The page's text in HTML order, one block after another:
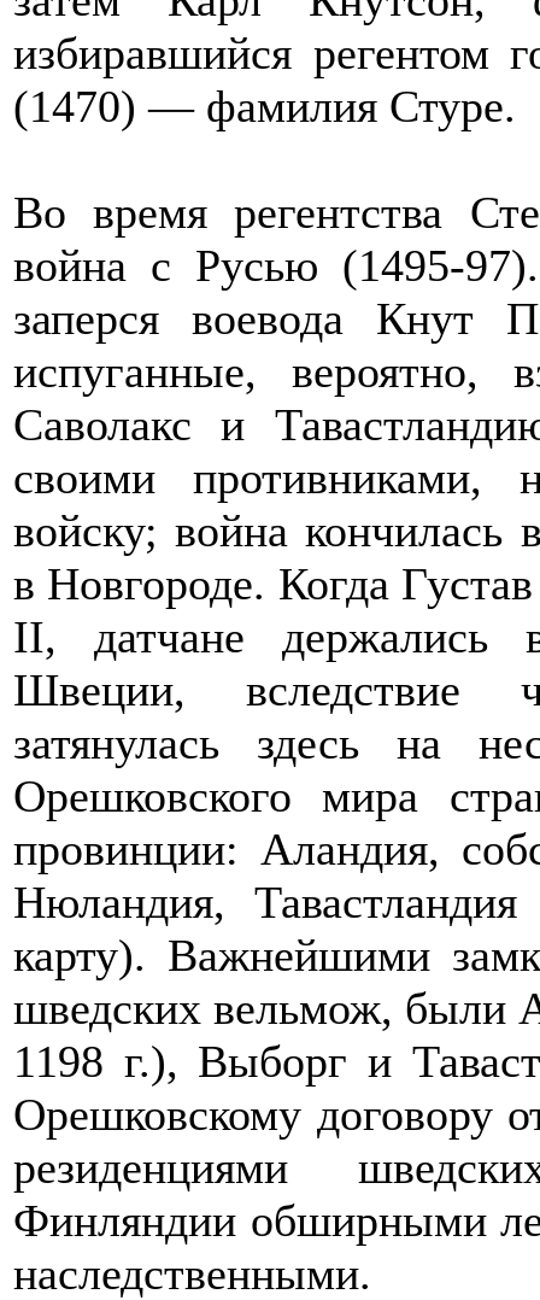
избиравшийся регентом
(1470) — фамилия Стуре.
Во время регентства
война с Русью (1495-
заперся воевода Кнут
испуганные,
Саволакс и
своими противниками,
войску; война
в Новгороде. Когда
II, датчане
Швеции, вследствие
затянулась здесь на
Орешковского мира
провинции: Аландия,
Нюландия,
карту). Важнейшими
шведских вельмож, были
1198 г.), Выборг и
Орешковскому договору
резиденциями
Финляндии обширными
наследственными.